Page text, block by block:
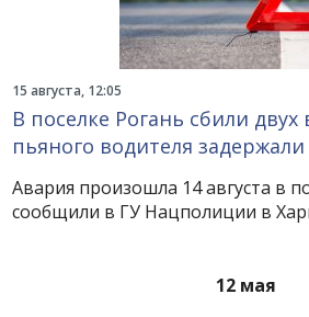
15 августа, 12:05
В поселке Рогань сбили двух
пьяного водителя
Авария произошла 14 августа в
сообщили в ГУ Нацполиции в
12 мая